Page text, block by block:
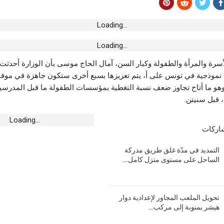
Loading...
Loading...
نموذجية في تونس على أ، يتم تعزيزها بسبع أخرى ستكون جاهزة في
2023، وهو ما أتاح تجاوز ضعف نسبة التغطية بمؤسسات الطفولة ما قبل
التمديد في مدّة غلق طريق مدركة
الساحل على مستوى منزل كامل…
تحويل الملعب المجاور لإعدادية دوار
هيشر بمنوبة إلى مركب…
Loading...
لخلافة جمال
إثر الرياح
عن الطرقات
نوّال”
يُصحّح الوضعيّة